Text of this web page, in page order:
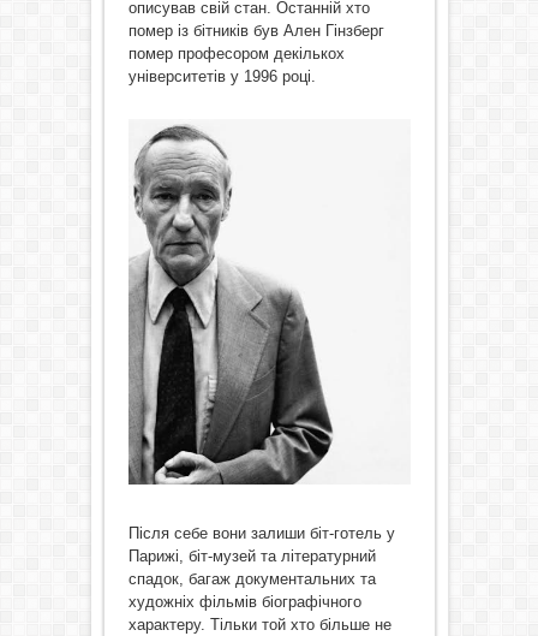
описував свій стан. Останній хто
помер із бітників був Ален Гінзберг
помер професором декількох
університетів у 1996 році.
Після себе вони залиши біт-готель у
Парижі, біт-музей та літературний
спадок, багаж документальних та
художніх фільмів біографічного
характеру. Тільки той хто більше не